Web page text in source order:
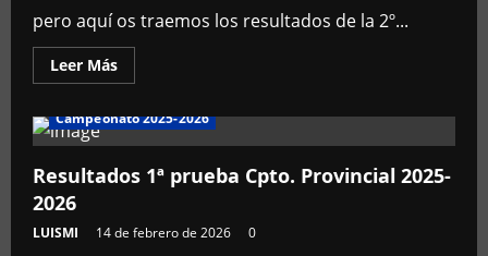
ECO
de
Castellón
2025/2026
pero aquí os traemos los resultados de la 2º...
Leer MásLeer
más
Resultados
Campeonato 2025-2026
Resultados 1ª prueba Cpto. Provincial 2025-
2026
LUISMI 14 de febrero de 2026 0